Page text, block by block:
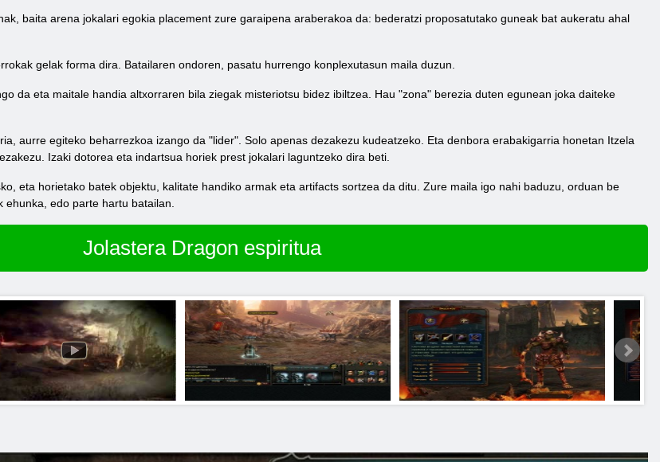
baita arena jokalari egokia placement zure garaipena araberakoa da: bederatzi proposatutako guneak bat aukeratu ahal
gelak forma dira. Batailaren ondoren, pasatu hurrengo konplexutasun maila duzun.
da eta maitale handia altxorraren bila ziegak misteriotsu bidez ibiltzea. Hau "zona" berezia duten egunean joka daiteke
aurre egiteko beharrezkoa izango da "lider". Solo apenas dezakezu kudeatzeko. Eta denbora erabakigarria honetan Itzela
Izaki dotorea eta indartsua horiek prest jokalari laguntzeko dira beti.
eta horietako batek objektu, kalitate handiko armak eta artifacts sortzea da ditu. Zure maila igo nahi baduzu, orduan be
edo parte hartu batailan.
Jolastera Dragon espiritua